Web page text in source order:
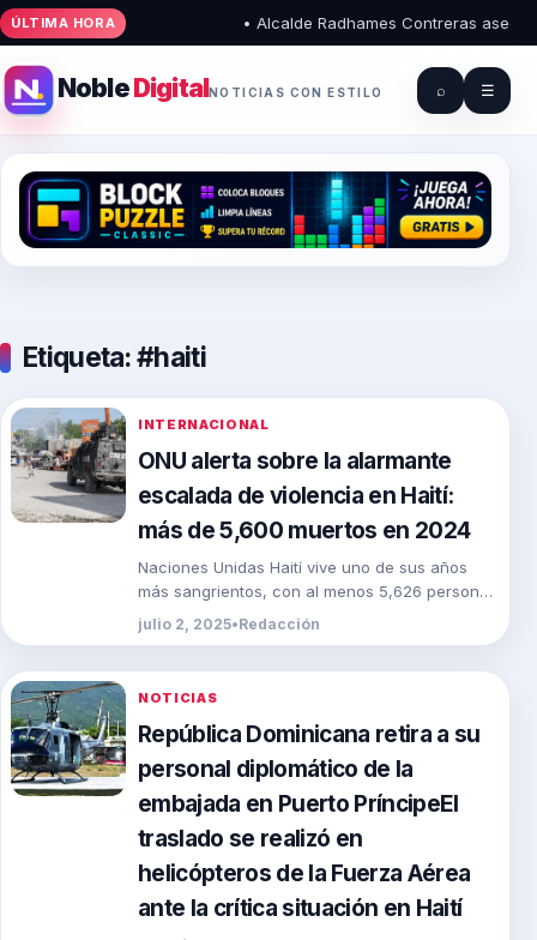
ÚLTIMA HORA • Alcalde Radhames Contreras
NobleDigitalNOTICIAS CON ESTILO ⌕ ☰
Etiqueta:#haiti
INTERNACIONAL
ONU alerta sobre la alarmante
escalada de violencia en Haití:
más de 5,600 muertos en 2024
Naciones Unidas Haití vive uno de sus años
más sangrientos, con al menos 5,626 personas
asesinadas en lo que va de 2024, […]
julio 2, 2025•Redacción
NOTICIAS
República Dominicana retira a su
personal diplomático de la
embajada en Puerto PríncipeEl
traslado se realizó en
helicópteros de la Fuerza Aérea
ante la crítica situación en Haití